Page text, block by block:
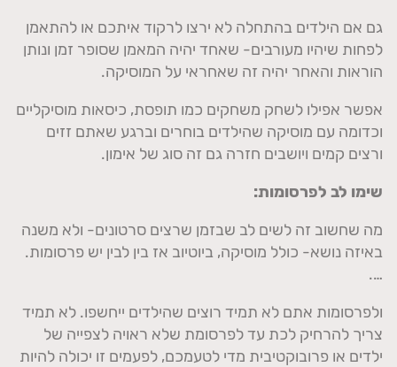
גם אם הילדים בהתחלה לא ירצו לרקוד איתכם או להתאמן
לפחות שיהיו מעורבים- שאחד יהיה המאמן שסופר זמן ונותן
הוראות והאחר יהיה זה שאחראי על המוסיקה.
אפשר אפילו לשחק משחקים כמו תופסת, כיסאות מוסיקליים
וכדומה עם מוסיקה שהילדים בוחרים וברגע שאתם זזים
ורצים קמים ויושבים חזרה גם זה סוג של אימון.
שימו לב לפרסומות:
מה שחשוב זה לשים לב שבזמן שרצים סרטונים- ולא משנה
באיזה נושא- כולל מוסיקה, ביוטיוב אז בין לבין יש פרסומות.
….
ולפרסומות אתם לא תמיד רוצים שהילדים ייחשפו. לא תמיד
צריך להרחיק לכת עד לפרסומת שלא ראויה לצפייה של
ילדים או פרובוקטיבית מדי לטעמכם, לפעמים זו יכולה להיות